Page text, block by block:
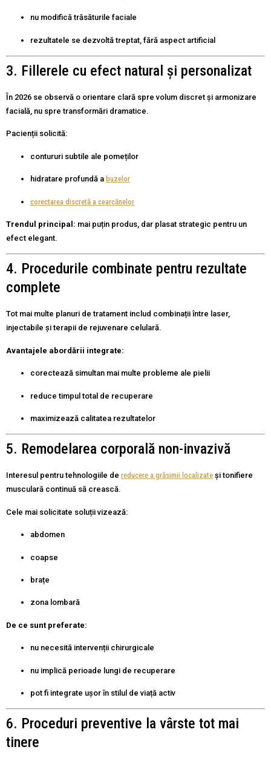
nu modifică trăsăturile faciale
rezultatele se dezvoltă treptat, fără aspect artificial
3. Fillerele cu efect natural și personalizat
În 2026 se observă o orientare clară spre volum discret și armonizare
facială, nu spre transformări dramatice.
Pacienții solicită:
contururi subtile ale pomeților
hidratare profundă a buzelor
corectarea discretă a cearcănelor
Trendul principal: mai puțin produs, dar plasat strategic pentru un
efect elegant.
4. Procedurile combinate pentru rezultate
complete
Tot mai multe planuri de tratament includ combinații între laser,
injectabile și terapii de rejuvenare celulară.
Avantajele abordării integrate:
corectează simultan mai multe probleme ale pielii
reduce timpul total de recuperare
maximizează calitatea rezultatelor
5. Remodelarea corporală non-invazivă
Interesul pentru tehnologiile de reducere a grăsimii localizate și tonifiere
musculară continuă să crească.
Cele mai solicitate soluții vizează:
abdomen
coapse
brațe
zona lombară
De ce sunt preferate:
nu necesită intervenții chirurgicale
nu implică perioade lungi de recuperare
pot fi integrate ușor în stilul de viață activ
6. Proceduri preventive la vârste tot mai
tinere